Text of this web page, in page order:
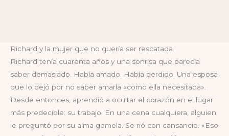
Richard y la mujer que no quería ser rescatada
Richard tenía cuarenta años y una sonrisa que parecía
saber demasiado. Había amado. Había perdido. Una esposa
que lo dejó por no saber amarla «como ella necesitaba».
Desde entonces, aprendió a ocultar el corazón en el lugar
más predecible: su trabajo. En una cena cualquiera, alguien
le preguntó por su alma gemela. Se rió con cansancio. «Eso